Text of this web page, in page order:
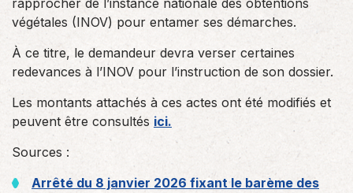
rapprocher de l’instance nationale des obtentions
végétales (INOV) pour entamer ses démarches.
À ce titre, le demandeur devra verser certaines
redevances à l’INOV pour l’instruction de son dossier.
Les montants attachés à ces actes ont été modifiés et
peuvent être consultés ici.
Sources :
Arrêté du 8 janvier 2026 fixant le barème des